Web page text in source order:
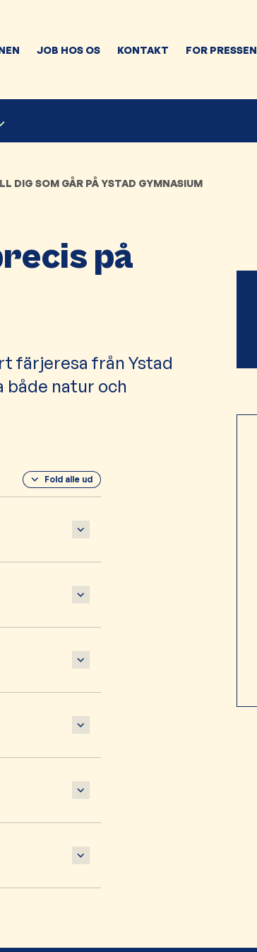
JOB HOS OS KONTAKT FOR PRESSEN
DIG SOM GÅR PÅ YSTAD GYMNASIUM
på
färjeresa från Ystad
både natur och
Fold alle ud